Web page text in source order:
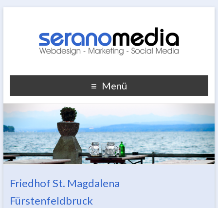
Menü
Friedhof St. Magdalena
Fürstenfeldbruck